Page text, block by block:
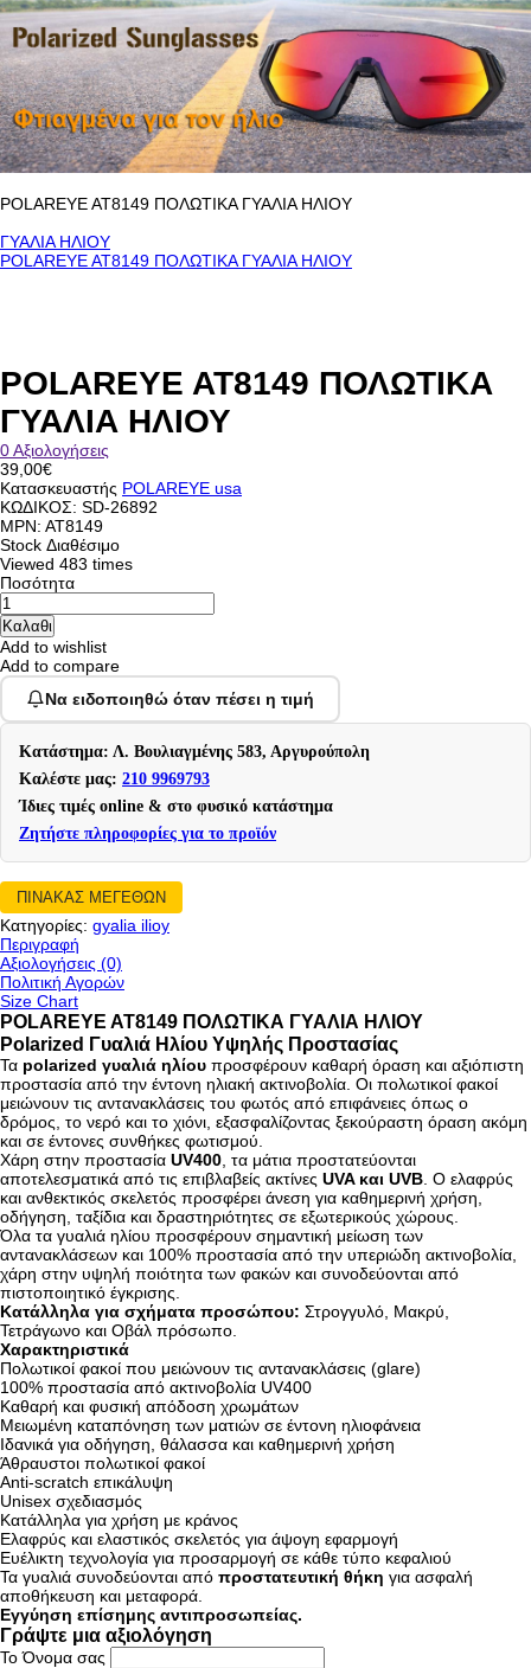
POLAREYE AT8149 ΠΟΛΩΤΙΚΑ ΓΥΑΛΙΑ ΗΛΙΟΥ
ΓΥΑΛΙΑ ΗΛΙΟΥ
POLAREYE AT8149 ΠΟΛΩΤΙΚΑ ΓΥΑΛΙΑ ΗΛΙΟΥ
POLAREYE AT8149 ΠΟΛΩΤΙΚΑ
ΓΥΑΛΙΑ ΗΛΙΟΥ
0 Αξιολογήσεις
39,00€
Κατασκευαστής POLAREYE usa
ΚΩΔΙΚΟΣ: SD-26892
MPN: AT8149
Stock Διαθέσιμο
Viewed 483 times
Ποσότητα
Add to wishlist
Add to compare
Να ειδοποιηθώ όταν πέσει η τιμή
Κατάστημα: Λ. Βουλιαγμένης 583, Αργυρούπολη
Καλέστε μας: 210 9969793
Ίδιες τιμές online & στο φυσικό κατάστημα
Ζητήστε πληροφορίες για το προϊόν
ΠΙΝΑΚΑΣ ΜΕΓΕΘΩΝ
Κατηγορίες: gyalia ilioy
Περιγραφή
Αξιολογήσεις (0)
Πολιτική Αγορών
Size Chart
POLAREYE AT8149 ΠΟΛΩΤΙΚΑ ΓΥΑΛΙΑ ΗΛΙΟΥ
Polarized Γυαλιά Ηλίου Υψηλής Προστασίας
Τα polarized γυαλιά ηλίου προσφέρουν καθαρή όραση και αξιόπιστη
προστασία από την έντονη ηλιακή ακτινοβολία. Οι πολωτικοί φακοί
μειώνουν τις αντανακλάσεις του φωτός από επιφάνειες όπως ο
δρόμος, το νερό και το χιόνι, εξασφαλίζοντας ξεκούραστη όραση ακόμη
και σε έντονες συνθήκες φωτισμού.
Χάρη στην προστασία UV400 , τα μάτια προστατεύονται
αποτελεσματικά από τις επιβλαβείς ακτίνες UVA και UVB . Ο ελαφρύς
και ανθεκτικός σκελετός προσφέρει άνεση για καθημερινή χρήση,
οδήγηση, ταξίδια και δραστηριότητες σε εξωτερικούς χώρους.
Όλα τα γυαλιά ηλίου προσφέρουν σημαντική μείωση των
αντανακλάσεων και 100% προστασία από την υπεριώδη ακτινοβολία,
χάρη στην υψηλή ποιότητα των φακών και συνοδεύονται από
πιστοποιητικό έγκρισης.
Κατάλληλα για σχήματα προσώπου: Στρογγυλό, Μακρύ,
Τετράγωνο και Οβάλ πρόσωπο.
Χαρακτηριστικά
Πολωτικοί φακοί που μειώνουν τις αντανακλάσεις (glare)
100% προστασία από ακτινοβολία UV400
Καθαρή και φυσική απόδοση χρωμάτων
Μειωμένη καταπόνηση των ματιών σε έντονη ηλιοφάνεια
Ιδανικά για οδήγηση, θάλασσα και καθημερινή χρήση
Άθραυστοι πολωτικοί φακοί
Anti-scratch επικάλυψη
Unisex σχεδιασμός
Κατάλληλα για χρήση με κράνος
Ελαφρύς και ελαστικός σκελετός για άψογη εφαρμογή
Ευέλικτη τεχνολογία για προσαρμογή σε κάθε τύπο κεφαλιού
Τα γυαλιά συνοδεύονται από προστατευτική θήκη για ασφαλή
αποθήκευση και μεταφορά.
Εγγύηση επίσημης αντιπροσωπείας.
Γράψτε μια αξιολόγηση
Το Όνομα σας